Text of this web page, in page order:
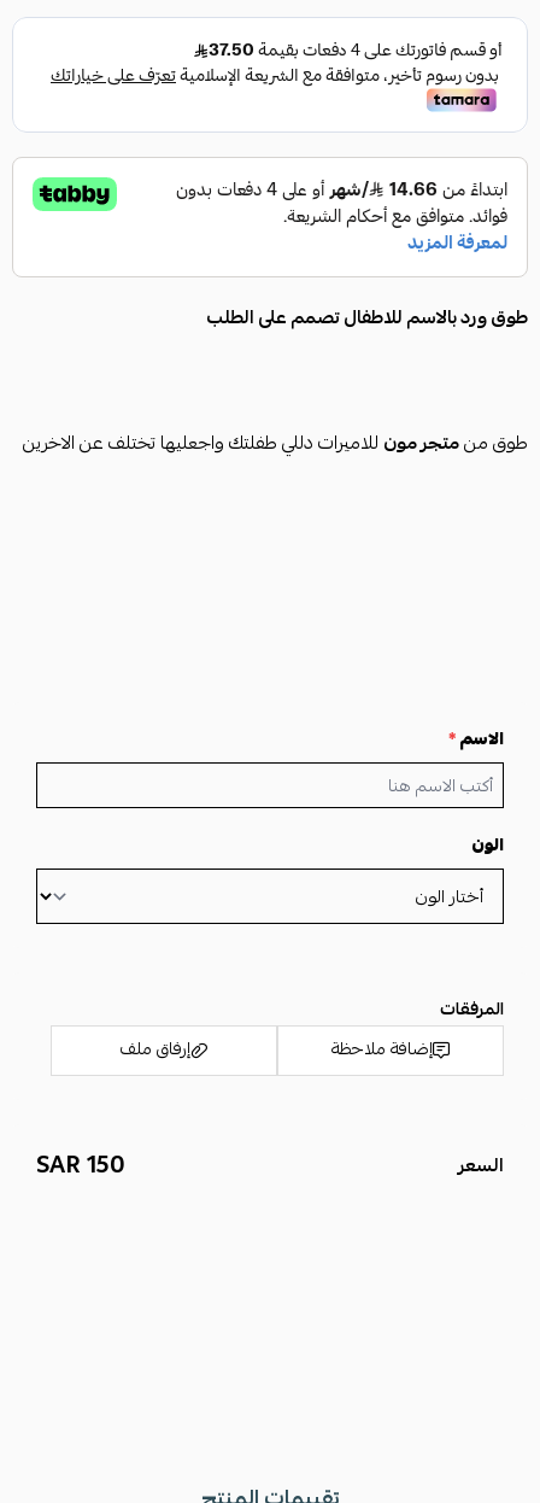
طوق ورد بالاسم للاطفال تصمم على الطلب
طوق منمتجر مون للاميرات دللي طفلتك واجعليها تختلف عن الاخرين
الاسم*
الون
المرفقات
إضافة ملاحظة
إرفاق ملف
السعر 150 SAR